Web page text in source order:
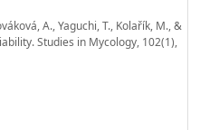
A., Yaguchi, T., Kolařík, M., &
Studies in Mycology, 102(1),